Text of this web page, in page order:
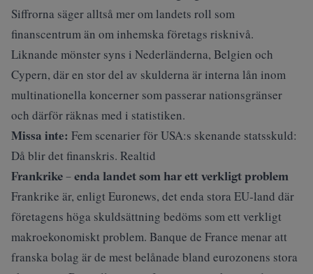
Siffrorna säger alltså mer om landets roll som
finanscentrum än om inhemska företags risknivå.
Liknande mönster syns i Nederländerna, Belgien och
Cypern, där en stor del av skulderna är interna lån inom
multinationella koncerner som passerar nationsgränser
och därför räknas med i statistiken.
Missa inte: Fem scenarier för USA:s skenande statsskuld:
Då blir det finanskris. Realtid
Frankrike – enda landet som har ett verkligt problem
Frankrike är, enligt Euronews, det enda stora EU‑land där
företagens höga skuldsättning bedöms som ett verkligt
makroekonomiskt problem. Banque de France menar att
franska bolag är de mest belånade bland eurozonens stora